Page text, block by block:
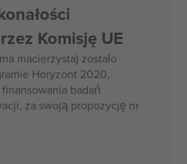
Komisję UE
macierzysta) zostało
Horyzont 2020,
badań
za swoją propozycję nr